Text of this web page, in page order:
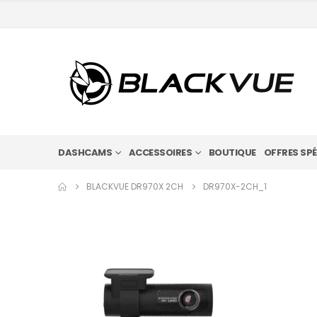
DASHCAMS ACCESSOIRES BOUTIQUE OFFRES
BLACKVUE DR970X 2CH DR970X-2CH_1